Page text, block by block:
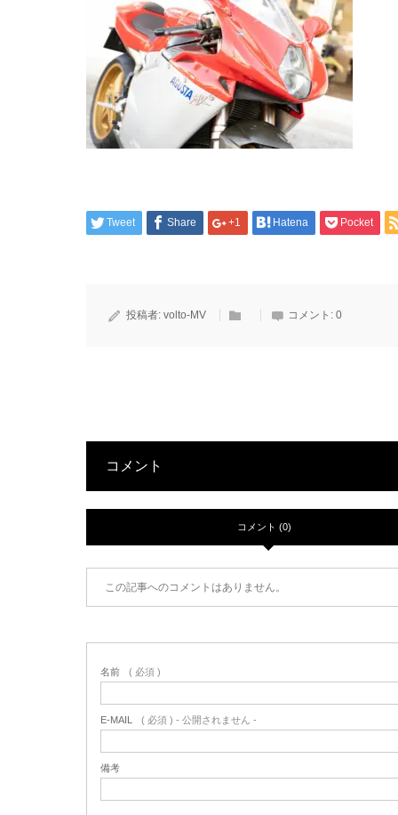
Tweet Share +1 Hatena Pocket
投稿者: volto-MV コメント: 0
コメント
コメント (0)
この記事へのコメントはありません。
名前 ( 必須 )
E-MAIL ( 必須 ) - 公開されません -
備考